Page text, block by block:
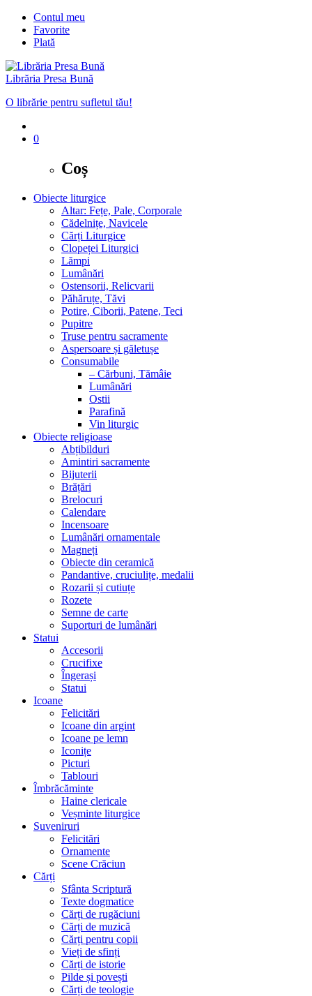
Contul meu
Favorite
Plată
Librăria Presa Bună
O librărie pentru sufletul tău!
0
Coș
Obiecte liturgice
Altar: Fețe, Pale, Corporale
Cădelnițe, Navicele
Cărți Liturgice
Clopeței Liturgici
Lămpi
Lumânări
Ostensorii, Relicvarii
Păhăruțe, Tăvi
Potire, Ciborii, Patene, Teci
Pupitre
Truse pentru sacramente
Aspersoare și găletușe
Consumabile
– Cărbuni, Tămâie
Lumânări
Ostii
Parafină
Vin liturgic
Obiecte religioase
Abțibilduri
Amintiri sacramente
Bijuterii
Brățări
Brelocuri
Calendare
Incensoare
Lumânări ornamentale
Magneți
Obiecte din ceramică
Pandantive, cruciulițe, medalii
Rozarii și cutiuțe
Rozete
Semne de carte
Suporturi de lumânări
Statui
Accesorii
Crucifixe
Îngerași
Statui
Icoane
Felicitări
Icoane din argint
Icoane pe lemn
Iconițe
Picturi
Tablouri
Îmbrăcăminte
Haine clericale
Veșminte liturgice
Suveniruri
Felicitări
Ornamente
Scene Crăciun
Cărți
Sfânta Scriptură
Texte dogmatice
Cărți de rugăciuni
Cărți de muzică
Cărți pentru copii
Vieți de sfinți
Cărți de istorie
Pilde și povești
Cărți de teologie